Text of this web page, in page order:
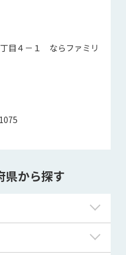
目４－１ ならファミリ
県から探す